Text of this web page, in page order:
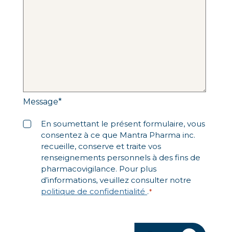
Message*
LibelléEn soumettant le présent formulaire, vous
consentez à ce que Mantra Pharma inc.
recueille, conserve et traite vos
renseignements personnels à des fins de
pharmacovigilance. Pour plus
d’informations, veuillez consulter notre
politique de confidentialité .*